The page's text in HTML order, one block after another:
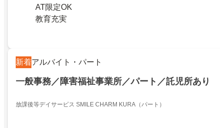
AT限定OK
教育充実
新着アルバイト・パート
一般事務／障害福祉事業所／パート／託児所あり
放課後等デイサービス SMILE CHARM KURA（パート）